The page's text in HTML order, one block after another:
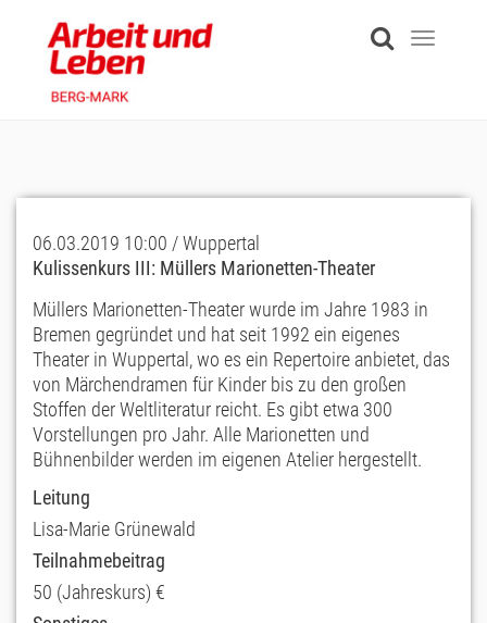
content
Toggle
06.03.2019 10:00 / Wuppertal
Kulissenkurs III: Müllers Marionetten-Theater
Müllers Marionetten-Theater wurde im Jahre 1983 in
Bremen gegründet und hat seit 1992 ein eigenes
Theater in Wuppertal, wo es ein Repertoire anbietet, das
von Märchendramen für Kinder bis zu den großen
Stoffen der Weltliteratur reicht. Es gibt etwa 300
Vorstellungen pro Jahr. Alle Marionetten und
Bühnenbilder werden im eigenen Atelier hergestellt.
Leitung
Lisa-Marie Grünewald
Teilnahmebeitrag
50 (Jahreskurs) €